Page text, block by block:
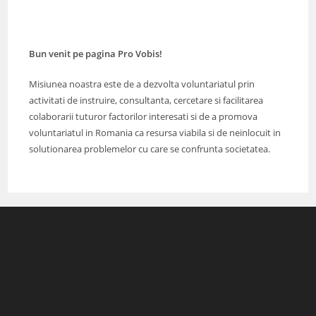
Bun venit pe pagina Pro Vobis!
Misiunea noastra este de a dezvolta voluntariatul prin
activitati de instruire, consultanta, cercetare si facilitarea
colaborarii tuturor factorilor interesati si de a promova
voluntariatul in Romania ca resursa viabila si de neinlocuit in
solutionarea problemelor cu care se confrunta societatea.